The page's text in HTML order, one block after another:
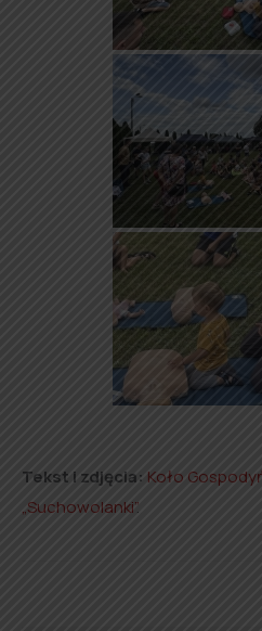
Tekst i zdjęcia: Koło
„Suchowolanki”.